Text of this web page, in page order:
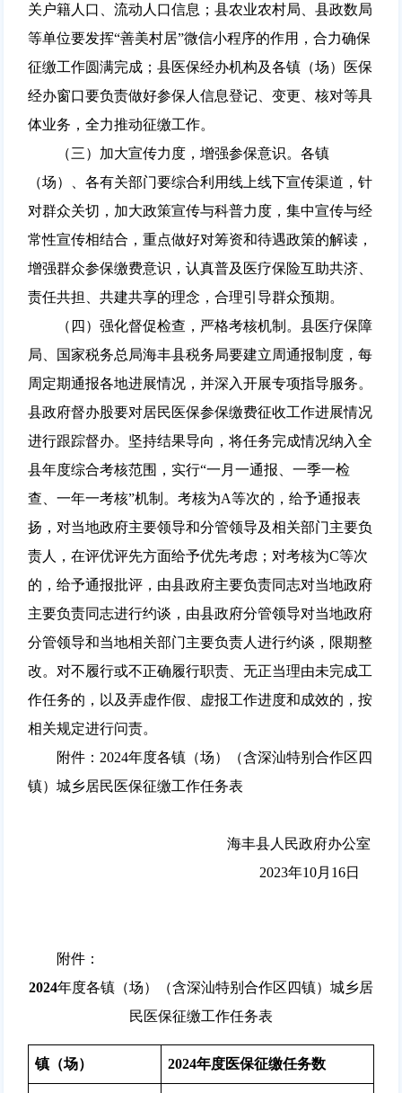
关户籍人口、流动人口信息；县农业农村局、县政数局
等单位要发挥“善美村居”微信小程序的作用，合力确保
征缴工作圆满完成；县医保经办机构及各镇（场）医保
经办窗口要负责做好参保人信息登记、变更、核对等具
体业务，全力推动征缴工作。
（三）加大宣传力度，增强参保意识。各镇
（场）、各有关部门要综合利用线上线下宣传渠道，针
对群众关切，加大政策宣传与科普力度，集中宣传与经
常性宣传相结合，重点做好对筹资和待遇政策的解读，
增强群众参保缴费意识，认真普及医疗保险互助共济、
责任共担、共建共享的理念，合理引导群众预期。
（四）强化督促检查，严格考核机制。县医疗保障
局、国家税务总局海丰县税务局要建立周通报制度，每
周定期通报各地进展情况，并深入开展专项指导服务。
县政府督办股要对居民医保参保缴费征收工作进展情况
进行跟踪督办。坚持结果导向，将任务完成情况纳入全
县年度综合考核范围，实行“一月一通报、一季一检
查、一年一考核”机制。考核为A等次的，给予通报表
扬，对当地政府主要领导和分管领导及相关部门主要负
责人，在评优评先方面给予优先考虑；对考核为C等次
的，给予通报批评，由县政府主要负责同志对当地政府
主要负责同志进行约谈，由县政府分管领导对当地政府
分管领导和当地相关部门主要负责人进行约谈，限期整
改。对不履行或不正确履行职责、无正当理由未完成工
作任务的，以及弄虚作假、虚报工作进度和成效的，按
相关规定进行问责。
附件：2024年度各镇（场）（含深汕特别合作区四
镇）城乡居民医保征缴工作任务表
海丰县人民政府办公室
2023年10月16日
附件：
2024年度各镇（场）（含深汕特别合作区四镇）城乡居
民医保征缴工作任务表
镇（场） 2024年度医保征缴任务数